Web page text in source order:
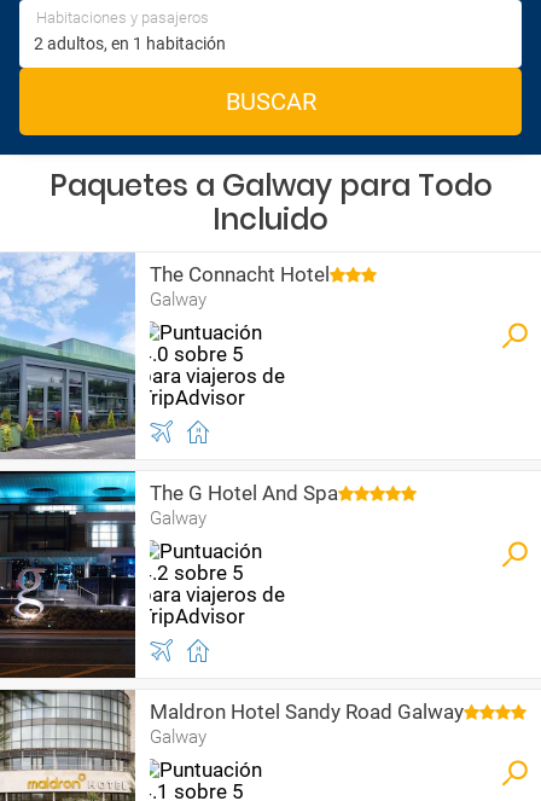
Habitaciones y pasajeros
BUSCAR
Paquetes a Galway para Todo
Incluido
The Connacht Hotel
Galway
The G Hotel And Spa
Galway
Maldron Hotel Sandy Road Galway
Galway